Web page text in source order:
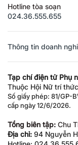
Hotline tòa soạn
024.36.555.655
Thông tin doanh
Tạp chí điện tử Phụ
Thuộc Hội Nữ trí
Số giấy phép: 81/GP-
cấp ngày 12/6/2026.
Tổng biên tập: Chu
Địa chỉ: 94 Nguyễn
Hotline: